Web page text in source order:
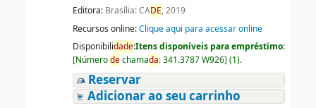
Editora: Brasília: CADE, 2019
Recursos online:Clique aqui para acessar online
Disponibilidade:Itens disponíveis para empréstimo:
[Númerodechamada:341.3787 W926] (1).
Reservar
Adicionar ao seu carrinho